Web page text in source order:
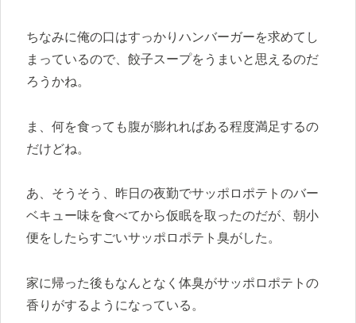
ちなみに俺の口はすっかりハンバーガーを求めてし
まっているので、餃子スープをうまいと思えるのだ
ろうかね。
ま、何を食っても腹が膨れればある程度満足するの
だけどね。
あ、そうそう、昨日の夜勤でサッポロポテトのバー
ベキュー味を食べてから仮眠を取ったのだが、朝小
便をしたらすごいサッポロポテト臭がした。
家に帰った後もなんとなく体臭がサッポロポテトの
香りがするようになっている。